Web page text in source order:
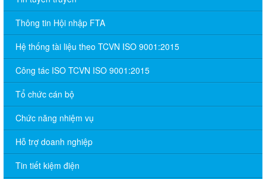
Thông tin Hội nhập FTA
Hệ thống tài liệu theo TCVN ISO 9001:2015
Công tác ISO TCVN ISO 9001:2015
Tổ chức cán bộ
Chức năng nhiệm vụ
Hỗ trợ doanh nghiệp
Tin tiết kiệm điện